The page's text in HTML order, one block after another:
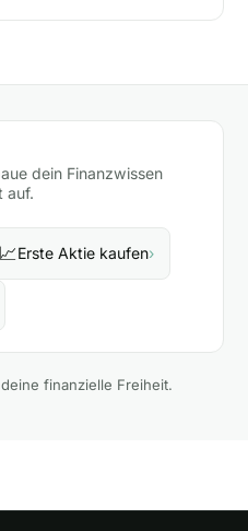
dein Finanzwissen
auf.
📈Erste Aktie kaufen›
finanzielle Freiheit.